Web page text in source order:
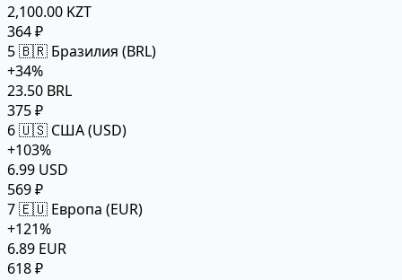
2,100.00 KZT
364 ₽
5🇧🇷 Бразилия (BRL)
+34%
23.50 BRL
375 ₽
6🇺🇸 США (USD)
+103%
6.99 USD
569 ₽
7🇪🇺 Европа (EUR)
+121%
6.89 EUR
618 ₽